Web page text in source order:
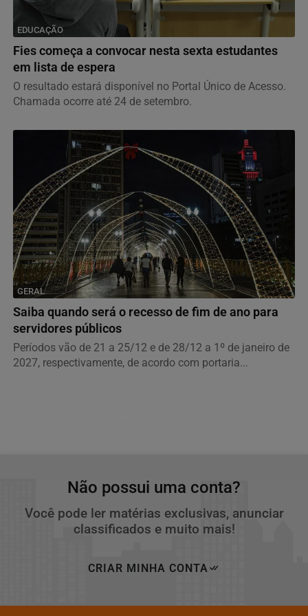
EDUCAÇÃO
Fies começa a convocar nesta sexta estudantes
em lista de espera
O resultado estará disponível no Portal Único de Acesso.
Chamada ocorre até 24 de setembro.
GERAL
Saiba quando será o recesso de fim de ano para
servidores públicos
Períodos vão de 21 a 25/12 e de 28/12 a 1º de janeiro de
2027, respectivamente, de acordo com portaria...
Não possui uma conta?
Você pode ler matérias exclusivas, anunciar
classificados e muito mais!
CRIAR MINHA CONTA